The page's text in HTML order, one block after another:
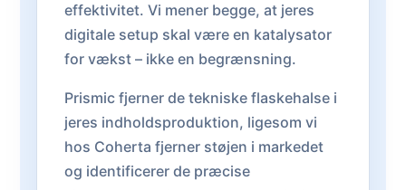
effektivitet. Vi mener begge, at jeres
digitale setup skal være en katalysator
for vækst – ikke en begrænsning.
Prismic fjerner de tekniske flaskehalse i
jeres indholdsproduktion, ligesom vi
hos Coherta fjerner støjen i markedet
og identificerer de præcise